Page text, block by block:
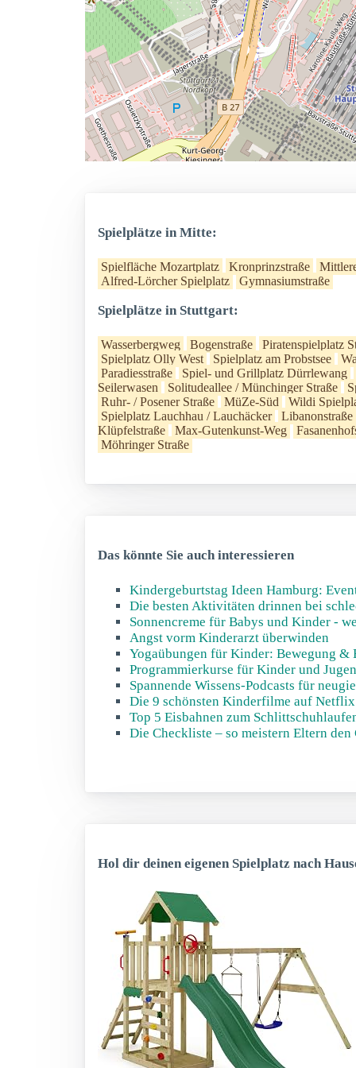
Spielplätze in Mitte:
Spielfläche Mozartplatz Kronprinzstraße
Alfred-Lörcher Spielplatz
Gymnasiumstraße
Spielplätze in Stuttgart:
Wasserbergweg Bogenstraße
Piratenspielplatz
Spielplatz Olly West
Spielplatz am Probstsee
Paradiesstraße
Spiel- und Grillplatz Dürrlewang
Seilerwasen
Solitudeallee / Münchinger Straße
Ruhr- / Posener Straße
MüZe-Süd
Wildi
Spielplatz Lauchhau / Lauchäcker
Libanonstraße
Klüpfelstraße
Max-Gutenkunst-Weg
Möhringer Straße
Das könnte Sie auch interessieren
Kindergeburtstag Ideen Hamburg:
Die besten Aktivitäten drinnen bei
Sonnencreme für Babys und Kinder -
Angst vorm Kinderarzt überwinden
Yogaübungen für Kinder: Bewegung &
Programmierkurse für Kinder und
Spannende Wissens-Podcasts für
Die 9 schönsten Kinderfilme auf Netflix
Top 5 Eisbahnen zum
Die Checkliste – so meistern Eltern den
Hol dir deinen eigenen Spielplatz nach